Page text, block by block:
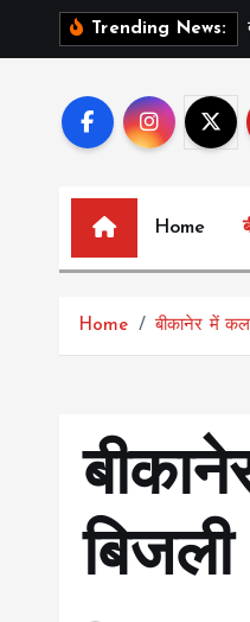
Trending News:
Home
Home बीकानेर में कल